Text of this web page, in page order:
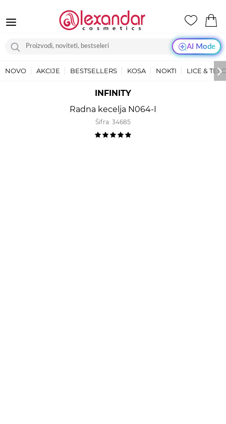
AI Mode
NOVO AKCIJE BESTSELLERS KOSA NOKTI LICE &
INFINITY
Radna kecelja N064-I
Šifra: 34685